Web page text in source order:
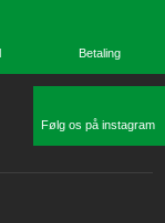
Betaling​
Følg os på instagram